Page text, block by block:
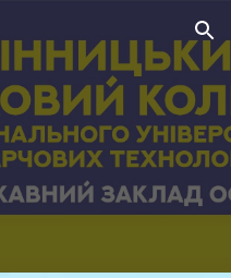
Skip to navigation